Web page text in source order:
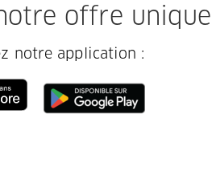
offre unique
notre application :